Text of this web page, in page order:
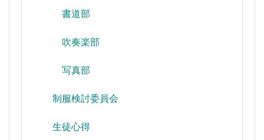
書道部
吹奏楽部
写真部
制服検討委員会
生徒心得